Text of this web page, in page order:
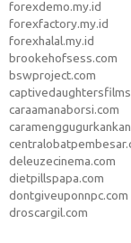
forexdemo.my.id
forexfactory.my.id
forexhalal.my.id
brookehofsess.com
bswproject.com
caraamanaborsi.com
deleuzecinema.com
dietpillspapa.com
dontgiveuponnpc.com
droscargil.com